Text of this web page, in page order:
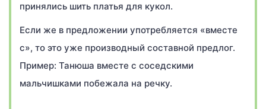
принялись шить платья для кукол.
Если же в предложении употребляется «вместе
с», то это уже производный составной предлог.
Пример: Танюша вместе с соседскими
мальчишками побежала на речку.